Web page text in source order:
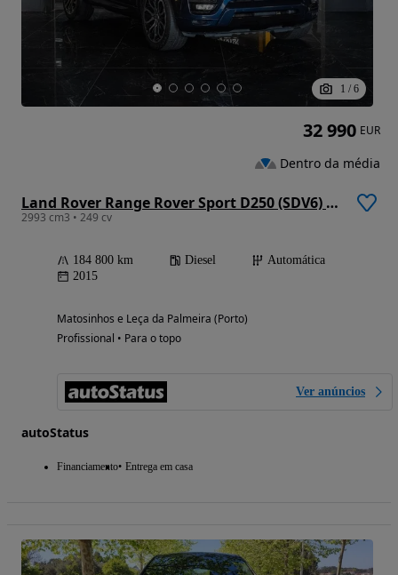
1 / 6
Land Rover Range Rover Sport D250 (SDV6) HSE
2993 cm3 • 249 cv
184 800 km Diesel
Automática
2015
Matosinhos e Leça da Palmeira (Porto)
Profissional • Para o topo
Ver anúncios
autoStatus
Financiamento Entrega em casa
32 990 EUR
Dentro da média